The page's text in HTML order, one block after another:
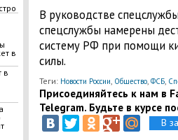
в
в
В руководстве
спецслужбы намерены
систему РФ при помощи
силы.
Теги: Новости России Общество, ФСБ,
Присоединяйтесь к нам в
Telegram. Будьте в курсе
В